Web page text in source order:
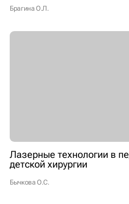
Брагина О.Л.
Лазерные технологии в
детской хирургии
Бычкова О.С.